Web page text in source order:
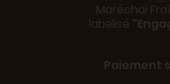
Maréchal
labelisé
Paiement